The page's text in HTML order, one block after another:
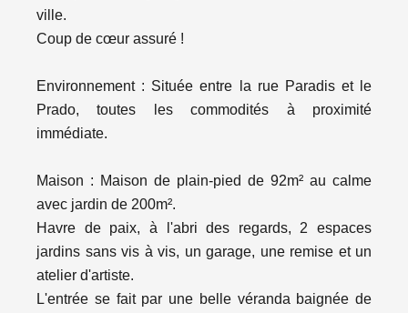
ville.
Coup de cœur assuré !
Environnement : Située entre la rue Paradis et le
Prado, toutes les commodités à proximité
immédiate.
Maison : Maison de plain-pied de 92m² au calme
avec jardin de 200m².
Havre de paix, à l'abri des regards, 2 espaces
jardins sans vis à vis, un garage, une remise et un
atelier d'artiste.
L'entrée se fait par une belle véranda baignée de